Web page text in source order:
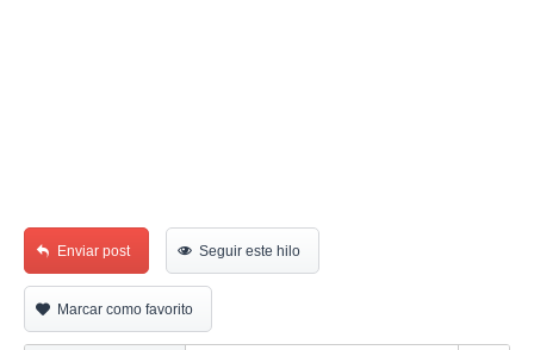
Enviar post Seguir este hilo
Marcar como favorito